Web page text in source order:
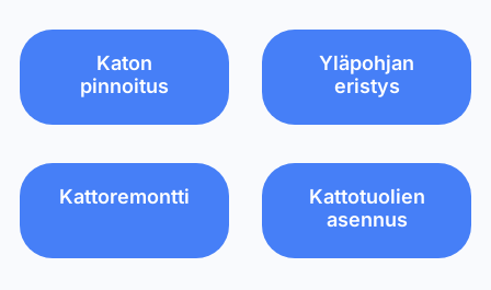
Katon
pinnoitus
Yläpohjan
eristys
Kattoremontti
Kattotuolien
asennus